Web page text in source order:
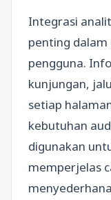
Integrasi
penting dalam
pengguna.
kunjungan,
setiap
kebutuhan
digunakan
memperjelas